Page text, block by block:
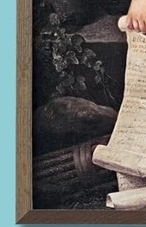
dessinsPour